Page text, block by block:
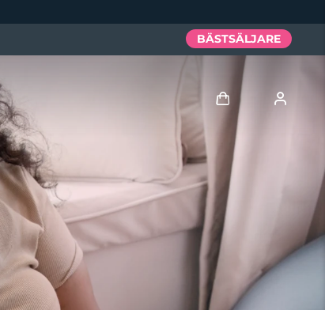
BÄSTSÄLJARE
Användarprofil
Mina enheter
Mina beställningar
Mina adresser